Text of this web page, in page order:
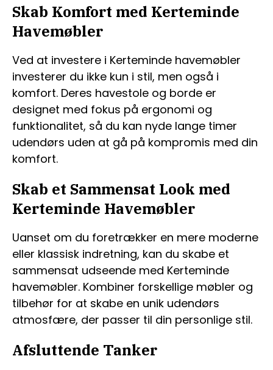
Skab Komfort med Kerteminde
Havemøbler
Ved at investere i Kerteminde havemøbler
investerer du ikke kun i stil, men også i
komfort. Deres havestole og borde er
designet med fokus på ergonomi og
funktionalitet, så du kan nyde lange timer
udendørs uden at gå på kompromis med din
komfort.
Skab et Sammensat Look med
Kerteminde Havemøbler
Uanset om du foretrækker en mere moderne
eller klassisk indretning, kan du skabe et
sammensat udseende med Kerteminde
havemøbler. Kombiner forskellige møbler og
tilbehør for at skabe en unik udendørs
atmosfære, der passer til din personlige stil.
Afsluttende Tanker